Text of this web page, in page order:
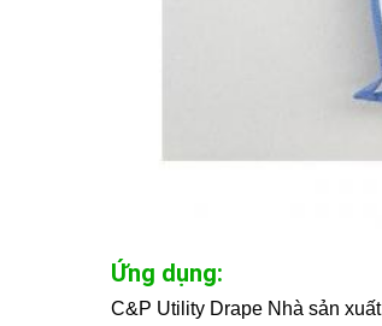
Ứng dụng:
C&P Utility Drape Nhà sản xuất